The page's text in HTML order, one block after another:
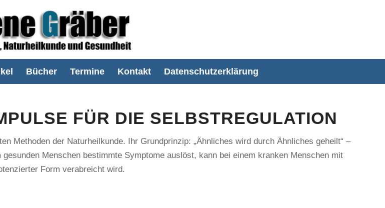
Bücher Termine Kontakt Datenschutzerklärung
FÜR DIE SELBSTREGULATION
Methoden der Naturheilkunde. Ihr Grundprinzip: „Ähnliches wird durch Ähnliches geheilt“ –
Menschen bestimmte Symptome auslöst, kann bei einem kranken Menschen mit
Form verabreicht wird.